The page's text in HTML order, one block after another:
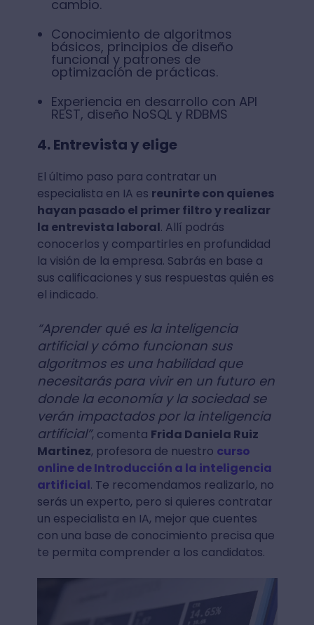
cambio.
Conocimiento de algoritmos
básicos, principios de diseño
funcional y patrones de
optimización de prácticas.
Experiencia en desarrollo con API
REST, diseño NoSQL y RDBMS
4. Entrevista y elige
El último paso para contratar un
especialista en IA es reunirte con quienes
hayan pasado el primer filtro y realizar
la entrevista laboral. Allí podrás
conocerlos y compartirles en profundidad
la visión de la empresa. Sabrás en base a
sus calificaciones y sus respuestas quién es
el indicado.
“Aprender qué es la inteligencia
artificial y cómo funcionan sus
algoritmos es una habilidad que
necesitarás para vivir en un futuro en
donde la economía y la sociedad se
verán impactados por la inteligencia
artificial”, comenta Frida Daniela Ruiz
Martinez, profesora de nuestro curso
online de Introducción a la inteligencia
artificial. Te recomendamos realizarlo, no
serás un experto, pero si quieres contratar
un especialista en IA, mejor que cuentes
con una base de conocimiento precisa que
te permita comprender a los candidatos.